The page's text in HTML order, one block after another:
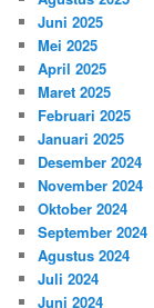
Juni 2025
Mei 2025
April 2025
Maret 2025
Februari 2025
Januari 2025
Desember 2024
November 2024
Oktober 2024
September 2024
Agustus 2024
Juli 2024
Juni 2024